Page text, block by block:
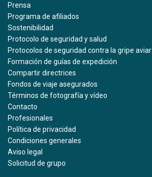
Prensa
Programa de afiliados
Sostenibilidad
Protocolo de seguridad y salud
Protocolos de seguridad contra la gripe aviar
Formación de guías de expedición
Compartir directrices
Fondos de viaje asegurados
Términos de fotografía y vídeo
Contacto
Profesionales
Política de privacidad
Condiciones generales
Aviso legal
Solicitud de grupo